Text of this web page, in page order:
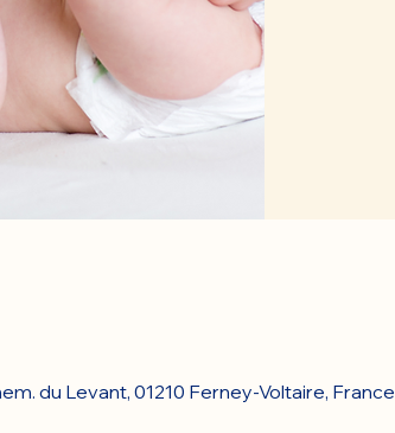
du Levant, 01210 Ferney-Voltaire, France